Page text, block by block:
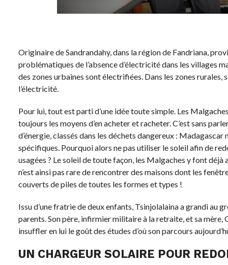
Originaire de Sandrandahy, dans la région de Fandriana,
problématiques de l’absence d’électricité dans les villages
des zones urbaines sont électrifiées. Dans les zones rurales,
l’électricité.
Pour lui, tout est parti d’une idée toute simple. Les
toujours les moyens d’en acheter et racheter. C’est sans
d’énergie, classés dans les déchets dangereux :
spécifiques. Pourquoi alors ne pas utiliser le soleil afin de
usagées ? Le soleil de toute façon, les Malgaches y font
n’est ainsi pas rare de rencontrer des maisons dont les
couverts de piles de toutes les formes et types !
Issu d’une fratrie de deux enfants, Tsinjolalaina a grandi au
parents. Son père, infirmier militaire à la retraite, et sa
insuffler en lui le goût des études d’où son parcours
UN CHARGEUR SOLAIRE POUR